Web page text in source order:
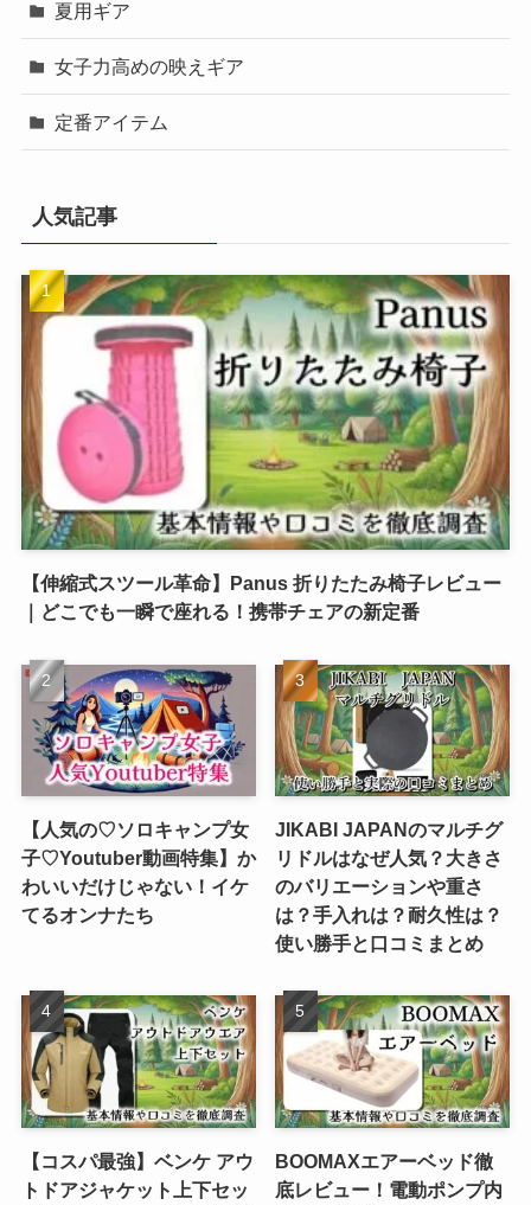
夏用ギア
女子力高めの映えギア
定番アイテム
人気記事
【伸縮式スツール革命】Panus 折りたたみ椅子レビュー
｜どこでも一瞬で座れる！携帯チェアの新定番
【人気の♡ソロキャンプ女
子♡Youtuber動画特集】か
わいいだけじゃない！イケ
てるオンナたち
JIKABI JAPANのマルチグ
リドルはなぜ人気？大きさ
のバリエーションや重さ
は？手入れは？耐久性は？
使い勝手と口コミまとめ
【コスパ最強】ベンケ アウ
トドアジャケット上下セッ
BOOMAXエアーベッド徹
底レビュー！電動ポンプ内